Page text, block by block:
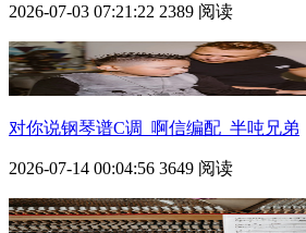
2026-07-03 07:21:22 2389 阅读
对你说钢琴谱C调_啊信编配_半吨兄弟
2026-07-14 00:04:56 3649 阅读